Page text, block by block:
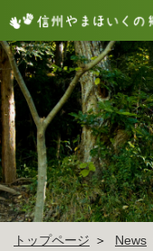
トップページ News